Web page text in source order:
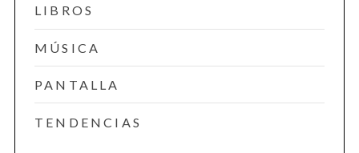
LIBROS
MÚSICA
PANTALLA
TENDENCIAS